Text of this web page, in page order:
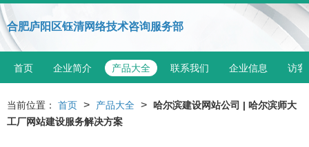
合肥庐阳区钰清网络技术咨询服务部
首页 企业简介 产品大全 联系我们 企业信息 访客
当前位置： 首页 > 产品大全 > 哈尔滨建设网站公司 | 哈尔滨师大
工厂网站建设服务解决方案